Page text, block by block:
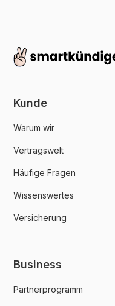
Kunde
Warum wir
Vertragswelt
Häufige Fragen
Wissenswertes
Versicherung
Business
Partnerprogramm